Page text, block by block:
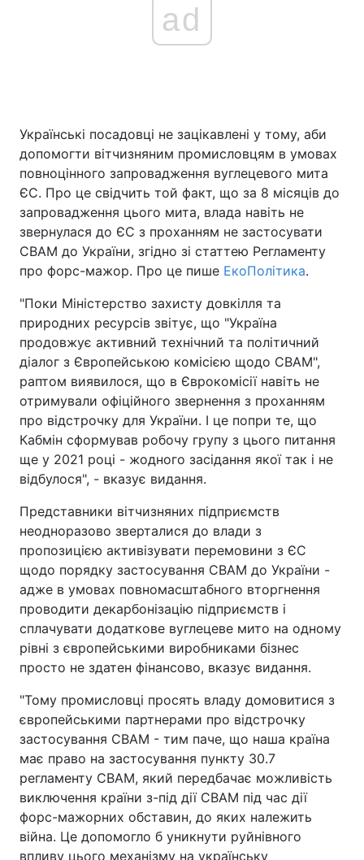
ad
Українські посадовці не зацікавлені у тому, аби
допомогти вітчизняним промисловцям в умовах
повноцінного запровадження вуглецевого мита
ЄС. Про це свідчить той факт, що за 8 місяців до
запровадження цього мита, влада навіть не
звернулася до ЄС з проханням не застосувати
СВАМ до України, згідно зі статтею Регламенту
про форс-мажор. Про це пише ЕкоПолітика.
"Поки Міністерство захисту довкілля та
природних ресурсів звітує, що "Україна
продовжує активний технічний та політичний
діалог з Європейською комісією щодо СВАМ",
раптом виявилося, що в Єврокомісії навіть не
отримували офіційного звернення з проханням
про відстрочку для України. І це попри те, що
Кабмін сформував робочу групу з цього питання
ще у 2021 році - жодного засідання якої так і не
відбулося", - вказує видання.
Представники вітчизняних підприємств
неодноразово зверталися до влади з
пропозицією активізувати перемовини з ЄС
щодо порядку застосування СВАМ до України -
адже в умовах повномасштабного вторгнення
проводити декарбонізацію підприємств і
сплачувати додаткове вуглецеве мито на одному
рівні з європейськими виробниками бізнес
просто не здатен фінансово, вказує видання.
"Тому промисловці просять владу домовитися з
європейськими партнерами про відстрочку
застосування СВАМ - тим паче, що наша країна
має право на застосування пункту 30.7
регламенту CBAM, який передбачає можливість
виключення країни з-під дії CBAM під час дії
форс-мажорних обставин, до яких належить
війна. Це допомогло б уникнути руйнівного
впливу цього механізму на українську